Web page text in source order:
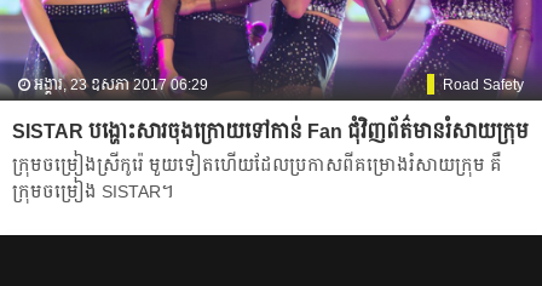
អង្គារ, 23 ឧសភា 2017 06:29 Road Safety
SISTAR បង្ហោះ​សារ​ចុងក្រោយ​ទៅកាន់ Fan ជុំវិញព័ត៌មានរំសាយក្រុម
ក្រុម​ចម្រៀង​ស្រី​កូរ៉េ​ មួយ​ទៀត​ហើយ​ដែល​ប្រកាស​ពី​គម្រោង​រំសាយ​ក្រុម​ គឺ​
ក្រុម​ចម្រៀង​ SISTAR។